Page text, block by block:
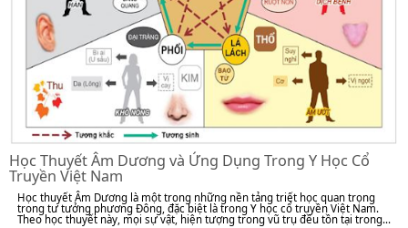
Học Thuyết Âm Dương và Ứng Dụng Trong Y Học Cổ
Truyền Việt Nam
Học thuyết Âm Dương là một trong những nền tảng triết học quan trọng
trong tư tưởng phương Đông, đặc biệt là trong Y học cổ truyền Việt Nam.
Theo học thuyết này, mọi sự vật, hiện tượng trong vũ trụ đều tồn tại trong...